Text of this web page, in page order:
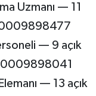
Uzmanı — 11
— 9 açık
— 13 açık